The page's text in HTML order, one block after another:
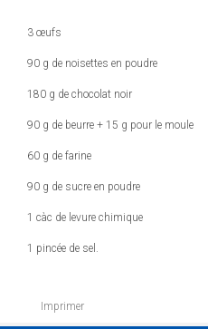
3 œufs
90 g de noisettes en poudre
180 g de chocolat noir
90 g de beurre + 15 g pour le moule
60 g de farine
90 g de sucre en poudre
1 càc de levure chimique
1 pincée de sel.
Imprimer